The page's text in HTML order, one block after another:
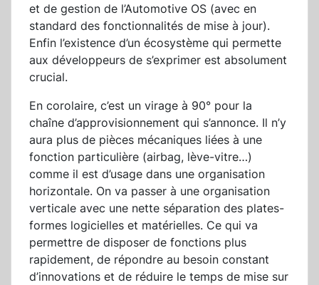
et de gestion de l’Automotive OS (avec en
standard des fonctionnalités de mise à jour).
Enfin l’existence d’un écosystème qui permette
aux développeurs de s’exprimer est absolument
crucial.
En corolaire, c’est un virage à 90° pour la
chaîne d’approvisionnement qui s’annonce. Il n’y
aura plus de pièces mécaniques liées à une
fonction particulière (airbag, lève-vitre…)
comme il est d’usage dans une organisation
horizontale. On va passer à une organisation
verticale avec une nette séparation des plates-
formes logicielles et matérielles. Ce qui va
permettre de disposer de fonctions plus
rapidement, de répondre au besoin constant
d’innovations et de réduire le temps de mise sur